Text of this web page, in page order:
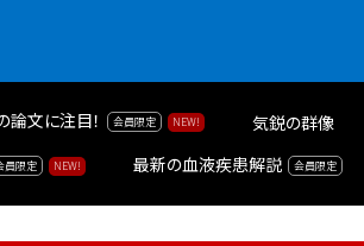
論文に注目！ 気鋭の群像
最新の血液疾患解説